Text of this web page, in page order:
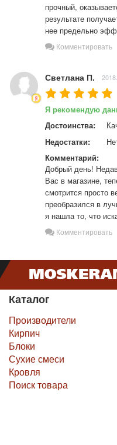
прочный,
результате
нее предельно
Комментировать
Светлана П.
Я рекомендую
Достоинства:
Недостатки:
Комментарий:
Добрый день!
Вас в магазине,
смотрится просто
преобразился в
я нашла то, что
Комментировать
Каталог
Производители
Кирпич
Блоки
Сухие смеси
Кровля
Поиск товара